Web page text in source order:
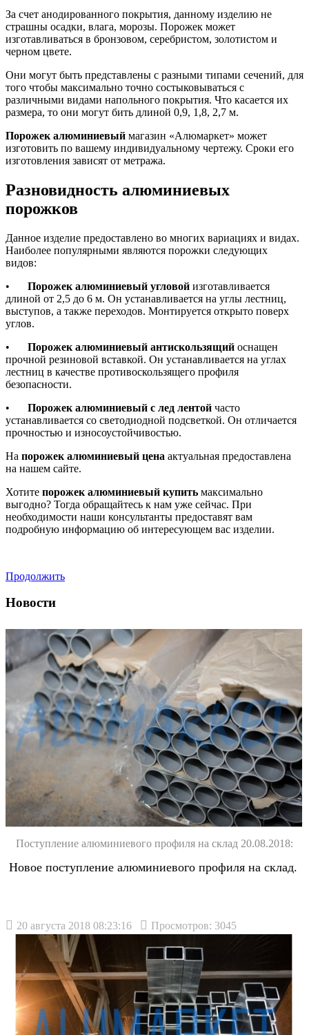
За счет анодированного покрытия, данному изделию не
страшны осадки, влага, морозы. Порожек может
изготавливаться в бронзовом, серебристом, золотистом и
черном цвете.
Они могут быть представлены с разными типами сечений, для
того чтобы максимально точно состыковываться с
различными видами напольного покрытия. Что касается их
размера, то они могут бить длиной 0,9, 1,8, 2,7 м.
Порожек алюминиевый магазин «Алюмаркет» может
изготовить по вашему индивидуальному чертежу. Сроки его
изготовления зависят от метража.
Разновидность алюминиевых
порожков
Данное изделие предоставлено во многих вариациях и видах.
Наиболее популярными являются порожки следующих
видов:
•
Порожек алюминиевый угловой изготавливается
длиной от 2,5 до 6 м. Он устанавливается на углы лестниц,
выступов, а также переходов. Монтируется открыто поверх
углов.
•
Порожек алюминиевый антискользящий оснащен
прочной резиновой вставкой. Он устанавливается на углах
лестниц в качестве противоскользящего профиля
безопасности.
•
Порожек алюминиевый с лед лентой часто
устанавливается со светодиодной подсветкой. Он отличается
прочностью и износоустойчивостью.
На порожек алюминиевый цена актуальная предоставлена
на нашем сайте.
Хотите порожек алюминиевый купить максимально
выгодно? Тогда обращайтесь к нам уже сейчас. При
необходимости наши консультанты предоставят вам
подробную информацию об интересующем вас изделии.
Продолжить
Новости
Поступление алюминиевого профиля на склад 20.08.2018:
Новое поступление алюминиевого профиля на склад.
20 августа 2018 08:23:16 Просмотров: 3045